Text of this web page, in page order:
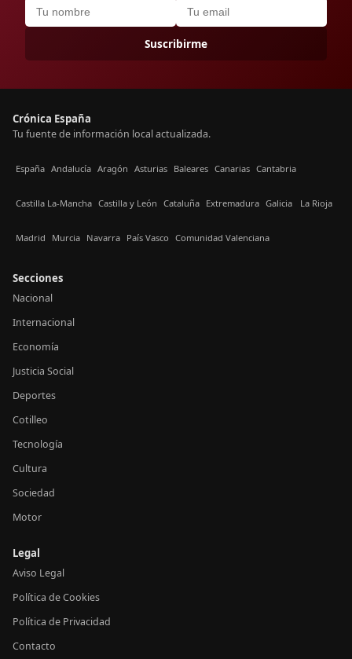
Suscribirme
Crónica España
Tu fuente de información local actualizada.
España Andalucía Aragón Asturias Baleares Canarias Cantabria
Castilla La-Mancha Castilla y León Cataluña Extremadura Galicia La Rioja
Madrid Murcia Navarra País Vasco Comunidad Valenciana
Secciones
Nacional
Internacional
Economía
Justicia Social
Deportes
Cotilleo
Tecnología
Cultura
Sociedad
Motor
Legal
Aviso Legal
Política de Cookies
Política de Privacidad
Contacto